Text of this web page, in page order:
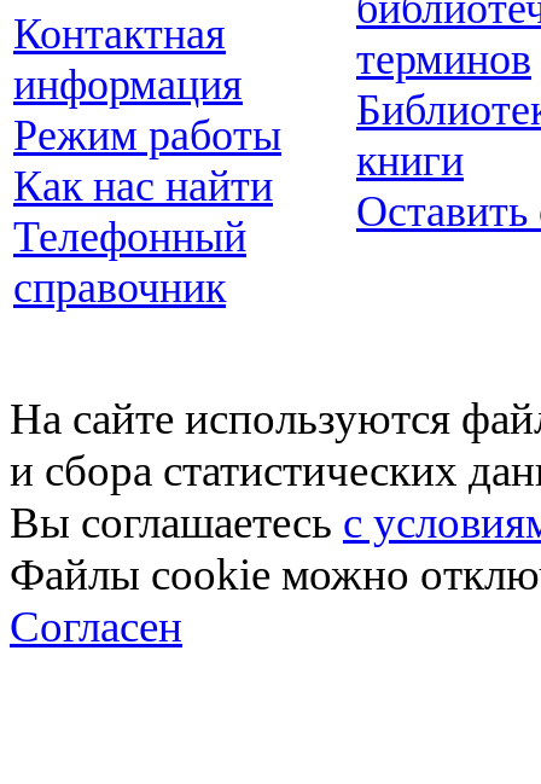
Контактная
информация
Режим работы
Как нас найти
Телефонный
справочник
терминов
книги
Оставить
На сайте используются
и сбора статистических
Вы соглашаетесь с
Файлы cookie можно
Согласен